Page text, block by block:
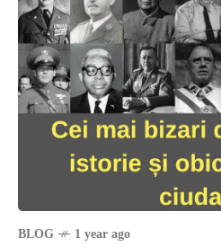
BLOG 1 year ago